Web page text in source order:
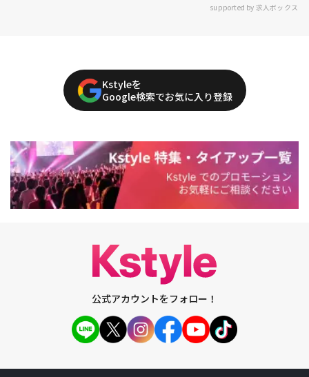
supported by 求人ボックス
Kstyleを
Google検索でお気に入り登録
公式アカウントをフォロー！